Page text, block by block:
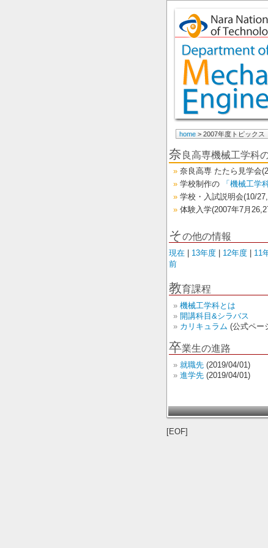
home > 2007年度トピックス
奈良高専機械工学科
奈良高専 たたら見学会
学校制作の
「機械工学
学校・入試説明会(10/
体験入学(2007年7月
その他の情報
現在 13年度 12年度 11
前
教育課程
機械工学科とは
開講科目&シラバス
カリキュラム (公式ペー
卒業生の進路
就職先 (2019/04/01)
進学先 (2019/04/01)
[EOF]